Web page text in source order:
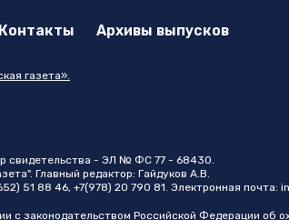
Контакты Архивы выпусков
газета».
свидетельства - ЭЛ № ФС 77 - 68430.
Главный редактор: Гайдуков А.В.
51 88 46, +7(978) 20 790 81. Электронная почта:
с законодательством Российской Федерации об